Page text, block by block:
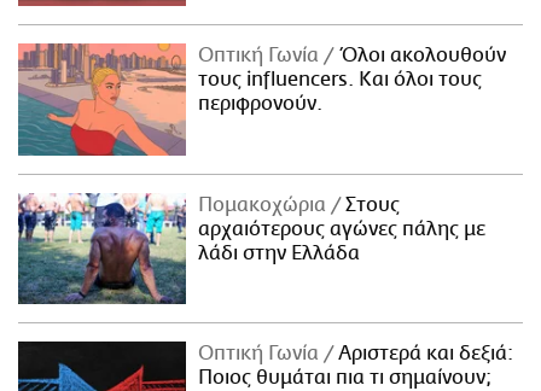
Οπτική Γωνία
Όλοι ακολουθούν
τους influencers. Και όλοι τους
περιφρονούν.
Πομακοχώρια
Στους
αρχαιότερους αγώνες πάλης με
λάδι στην Ελλάδα
Οπτική Γωνία
Αριστερά και δεξιά:
Ποιος θυμάται πια τι σημαίνουν;